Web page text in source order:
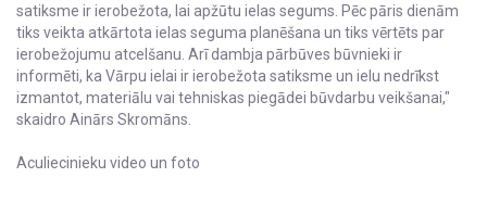
satiksme ir ierobežota, lai apžūtu ielas segums. Pēc pāris dienām
tiks veikta atkārtota ielas seguma planēšana un tiks vērtēts par
ierobežojumu atcelšanu. Arī dambja pārbūves būvnieki ir
informēti, ka Vārpu ielai ir ierobežota satiksme un ielu nedrīkst
izmantot, materiālu vai tehniskas piegādei būvdarbu veikšanai,"
skaidro Ainārs Skromāns.
Aculiecinieku video un foto